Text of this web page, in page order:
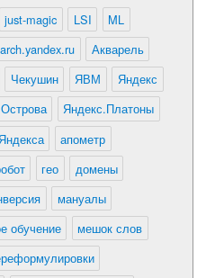
just-magic LSI
ML
Акварель
Чекушин ЯВМ
Яндекс
Яндекс.Платоны
апометр
гео
домены
мануалы
обучение
мешок слов